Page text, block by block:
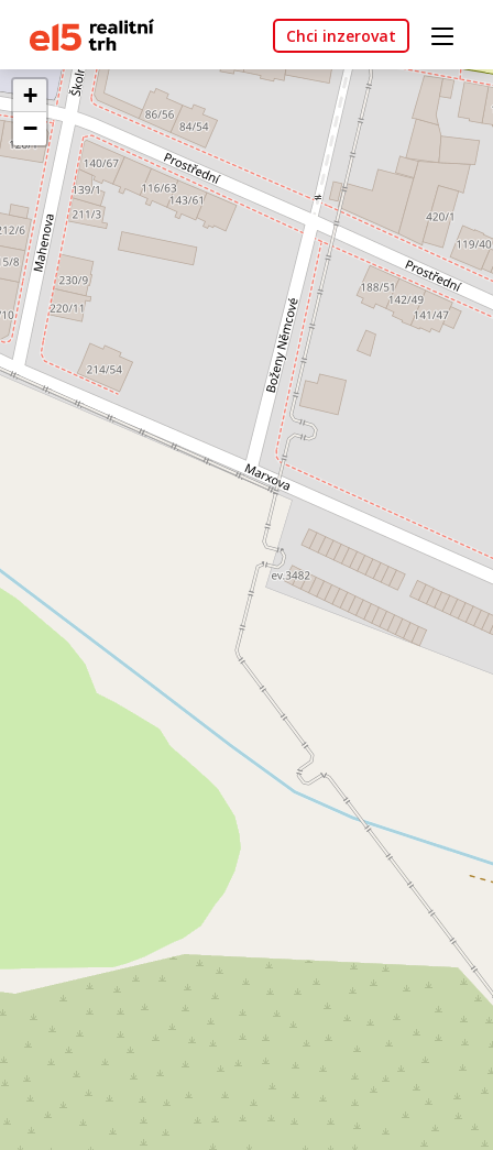
Chci inzerovat
+
−